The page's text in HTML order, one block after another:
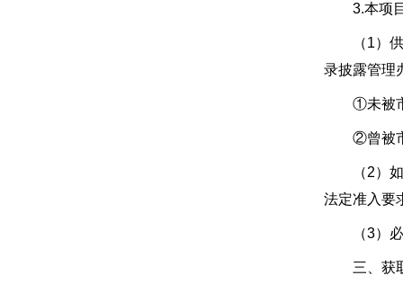
3.本项目
（1）供应
录披露管理
①未被市
②曾被市
（2）如项
法定准入要
（3）必
三、获